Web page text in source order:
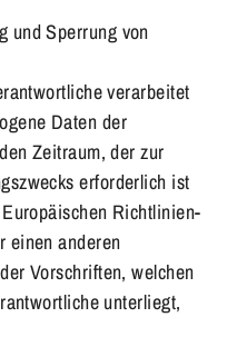
und Sperrung von
verarbeitet
Daten der
Zeitraum, der zur
erforderlich ist
Richtlinien-
einen anderen
Vorschriften, welchen
unterliegt,